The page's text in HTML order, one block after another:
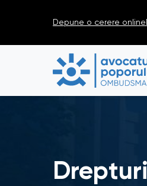
Depune o cerere online